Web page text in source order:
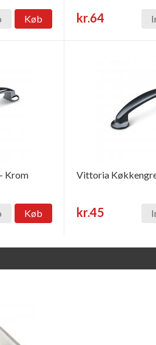
Køb kr.64
Krom
Køb
Vittoria
kr.45